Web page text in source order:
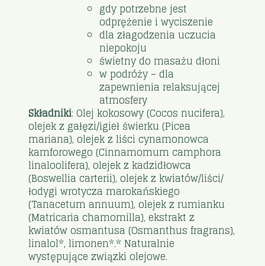
gdy potrzebne jest
odprężenie i wyciszenie
dla złagodzenia uczucia
niepokoju
świetny do masażu dłoni
w podróży – dla
zapewnienia relaksującej
atmosfery
Składniki: Olej kokosowy (Cocos nucifera),
olejek z gałęzi/igieł świerku (Picea
mariana), olejek z liści cynamonowca
kamforowego (Cinnamomum camphora
linaloolifera), olejek z kadzidłowca
(Boswellia carterii), olejek z kwiatów/liści/
łodygi wrotycza marokańskiego
(Tanacetum annuum), olejek z rumianku
(Matricaria chamomilla), ekstrakt z
kwiatów osmantusa (Osmanthus fragrans),
linalol*, limonen*.* Naturalnie
występujące związki olejowe.